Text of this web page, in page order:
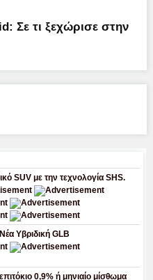
Σε τι ξεχώρισε στην